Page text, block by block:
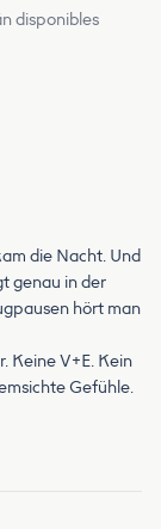
disponibles
die Nacht. Und
genau in der
hört man
Keine V+E. Kein
Gefühle.